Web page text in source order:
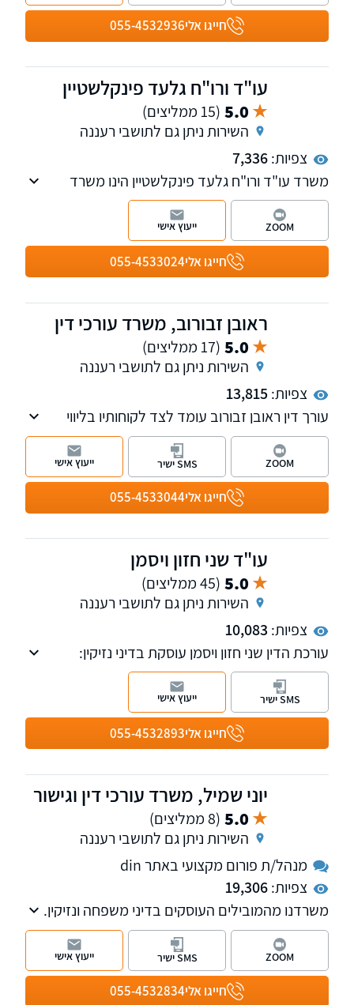
הוצאה לפועל.
חייגו אלי055-4532936
עו"ד ורו"ח גלעד פינקלשטיין
5.0 (15 ממליצים)
השירות ניתן גם לתושבי רעננה
צפיות:7,336
משרד עו"ד ורו"ח גלעד פינקלשטיין הינו משרד
בוטיק המלווה עסקים בכל היבטי המשפט המסחרי.
הכשרתו של עו"ד פינקלשטיין מחברת בין משפט
לפיננסים, תוך שילוב אסטרטגיות חשבונאיות
והערכות שווי בייעוץ המשפטי. בפגישת ייעוץ קצרה
תוכלו להתרשם.
חייגו אלי055-4533024
ZOOM ייעוץ אישי
ראובן זבורוב, משרד עורכי דין
5.0 (17 ממליצים)
השירות ניתן גם לתושבי רעננה
צפיות:13,815
עורך דין ראובן זבורוב עומד לצד לקוחותיו בליווי
משפטי אישי, מוקפד ודיסקרטי, בשילוב ניסיון,
חשיבה מדויקת ומחויבות מלאה לכל אדם ולכל תיק
חייגו אלי055-4533044
ZOOM SMS ישיר ייעוץ אישי
עו"ד שני חזון ויסמן
5.0 (45 ממליצים)
השירות ניתן גם לתושבי רעננה
צפיות: 10,083
עורכת הדין שני חזון ויסמן עוסקת בדיני נזיקין:
תאונות דרכים (נזקי גוף), תאונות עבודה תביעות
נזקי גוף, ביטוח לאומי, פוליסת סיעוד, תאונות
אישיות ואובדן כושר עבודה.
חייגו אלי055-4532893
SMS ישיר ייעוץ אישי
יוני שמיל, משרד עורכי דין וגישור
5.0 (8 ממליצים)
השירות ניתן גם לתושבי רעננה
מנהל/ת פורום מקצועי באתר din
צפיות:19,306
משרדנו מהמובילים העוסקים בדיני משפחה ונזיקין.
עו"ד ומגשר יוני שמיל הינו חבר בוועדת דיני
משפחה בלשכת עורכי הדין.
חייגו אלי055-4532834
ZOOM SMS ישיר ייעוץ אישי